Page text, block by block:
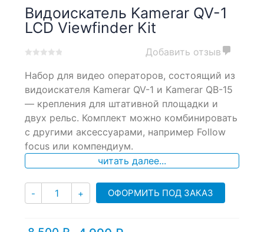
Видоискатель Kamerar QV-1
LCD Viewfinder Kit
out
based
on
customer
ratings
Добавить отзыв
Набор для видео операторов, состоящий из
видоискателя Kamerar QV-1 и Kamerar QB-15
— крепления для штативной площадки и
двух рельс. Комплект можно комбинировать
с другими аксессуарами, например Follow
focus или компендиум.
читать далее...
- Количество
+ ОФОРМИТЬ ПОД ЗАКАЗ